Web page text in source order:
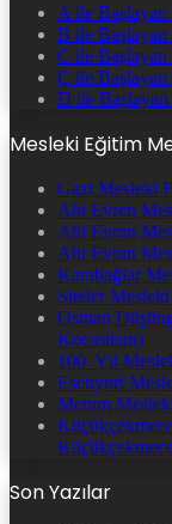
A ile
B ile
C ile
Ç ile
D ile
Mesleki Eğitim
Gazi Mesleki
Ahi Evren
Ahi Evran
Ahi Evran
Karabağlar
Siteler
Osman
Kocasinan)
100. Yıl
Esenyurt
Meram
Son Yazılar